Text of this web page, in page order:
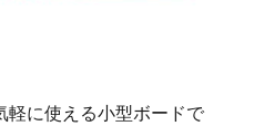
軽に使える小型ボードで